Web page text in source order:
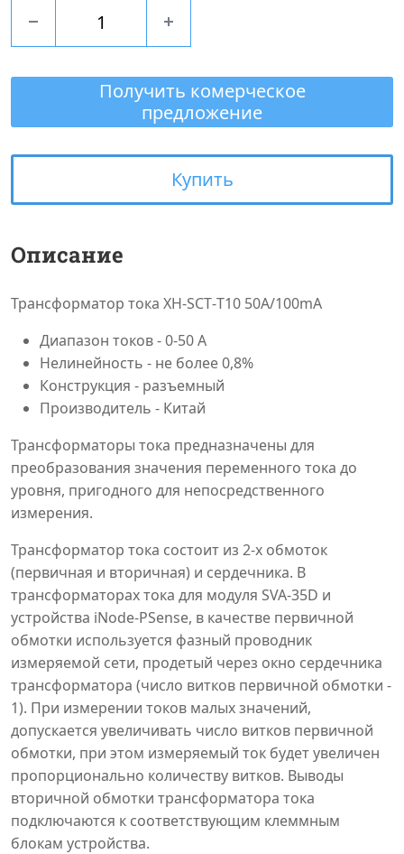
Получить комерческое
предложение
Купить
Описание
Трансформатор тока XH‐SCT‐T10 50A/100mA
Диапазон токов - 0-50 А
Нелинейность - не более 0,8%
Конструкция - разъемный
Производитель - Китай
Трансформаторы тока предназначены для
преобразования значения переменного тока до
уровня, пригодного для непосредственного
измерения.
Трансформатор тока состоит из 2-х обмоток
(первичная и вторичная) и сердечника. В
трансформаторах тока для модуля SVA-35D и
устройства iNode-PSense, в качестве первичной
обмотки используется фазный проводник
измеряемой сети, продетый через окно сердечника
трансформатора (число витков первичной обмотки -
1). При измерении токов малых значений,
допускается увеличивать число витков первичной
обмотки, при этом измеряемый ток будет увеличен
пропорционально количеству витков. Выводы
вторичной обмотки трансформатора тока
подключаются к соответствующим клеммным
блокам устройства.